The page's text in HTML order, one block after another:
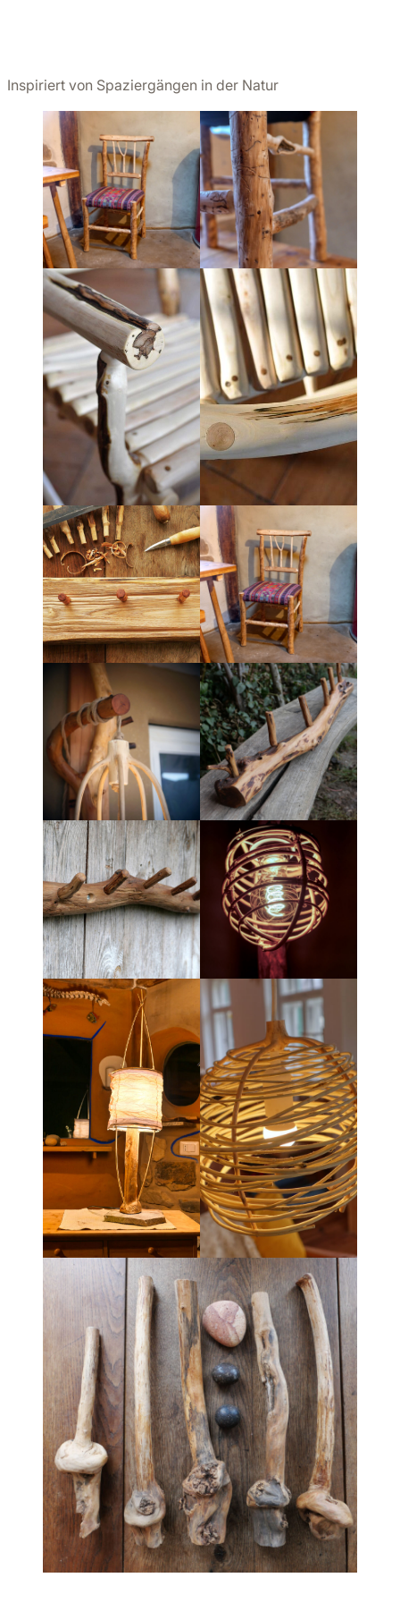
Inspiriert von Spaziergängen in der Natur